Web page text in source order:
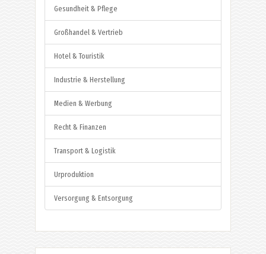
Gesundheit & Pflege
Großhandel & Vertrieb
Hotel & Touristik
Industrie & Herstellung
Medien & Werbung
Recht & Finanzen
Transport & Logistik
Urproduktion
Versorgung & Entsorgung